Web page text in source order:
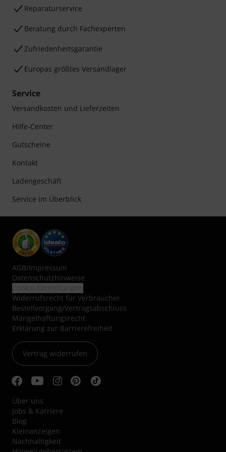
Reparaturservice
Beratung durch Fachexperten
Zufriedenheitsgarantie
Europas größtes Versandlager
Service
Versandkosten und Lieferzeiten
Hilfe-Center
Gutscheine
Kontakt
Ladengeschäft
Service im Überblick
AGB/Impressum
Datenschutzhinweise
Widerrufsrecht für Verbraucher
Bestellvorgang/Vertragsabschluss
Mängelhaftungsrecht
Erklärung zur Barrierefreiheit
Vertrag widerrufen
Über uns
Jobs & Karriere
Blog
Kleinanzeigen
Nachhaltigkeit